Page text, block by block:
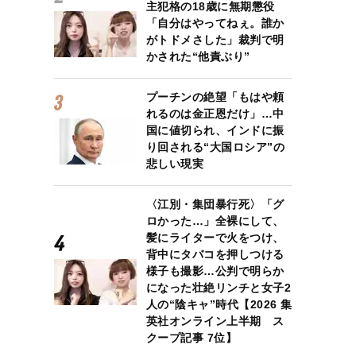
主犯格の18歳に無期懲役
「自分はやってねぇ。誰か
がトドメさした」裁判で明
かされた“他責ぶり”
プーチンの絶望「もはや頼
れるのは金正恩だけ」…中
国に値切られ、インドに振
り回される“大国ロシア”の
悲しい現実
〈江別・集団暴行死〉「グ
ロかった…」全裸にして、
髪にライターで火をつけ、
背中にタバコを押しつける
様子も撮影…公判で明らか
になった壮絶リンチと女子2
人の“陰キャ”時代【2026 集
英社オンライン上半期 ス
クープ記事 7位】